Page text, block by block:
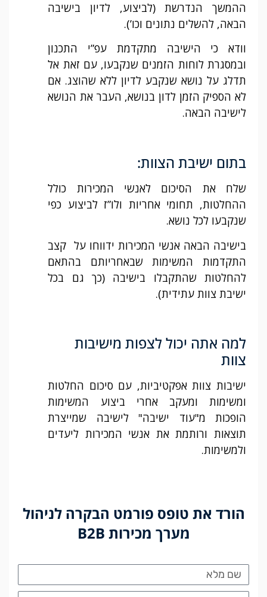
ההמשך הנדרשת (לביצוע, לדיון בישיבה
הבאה, להשלים נתונים וכו’).
וודא כי הישיבה מתקדמת עפ”י התכנון
ובמסגרת לוחות הזמנים שנקבעו, עם זאת אל
תדלג על נושא שנקבע לדיון ללא שהוצג. אם
לא הספיק הזמן לדון בנושא, העבר את הנושא
לישיבה הבאה.
בתום ישיבת הצוות:
שלח את הסיכום לאנשי המכירות כולל
ההחלטות, תחומי אחריות ולו”ז לביצוע כפי
שנקבעו לכל נושא.
בישיבה הבאה אנשי המכירות ידווחו על קצב
התקדמות המשימות שבאחריותם בהתאם
להחלטות שהתקבלו בישיבה (כך גם בכל
ישיבת צוות עתידית).
למה אתה יכול לצפות מישיבות
צוות
ישיבות צוות אפקטיביות, עם סיכום החלטות
ומשימות ומעקב אחרי ביצוע המשימות
הופכות מ"עוד ישיבה" לישיבה שמייצרת
תוצאות ורותמת את אנשי המכירות ליעדים
ולמשימות.
הורד את טופס פורמט הבקרה לניהול
מערך מכירות B2B